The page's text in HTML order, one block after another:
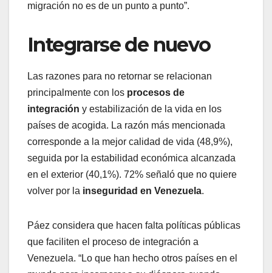
migración no es de un punto a punto”.
Integrarse de nuevo
Las razones para no retornar se relacionan
principalmente con los procesos de
integración y estabilización de la vida en los
países de acogida. La razón más mencionada
corresponde a la mejor calidad de vida (48,9%),
seguida por la estabilidad económica alcanzada
en el exterior (40,1%). 72% señaló que no quiere
volver por la inseguridad en Venezuela.
Páez considera que hacen falta políticas públicas
que faciliten el proceso de integración a
Venezuela. “Lo que han hecho otros países en el